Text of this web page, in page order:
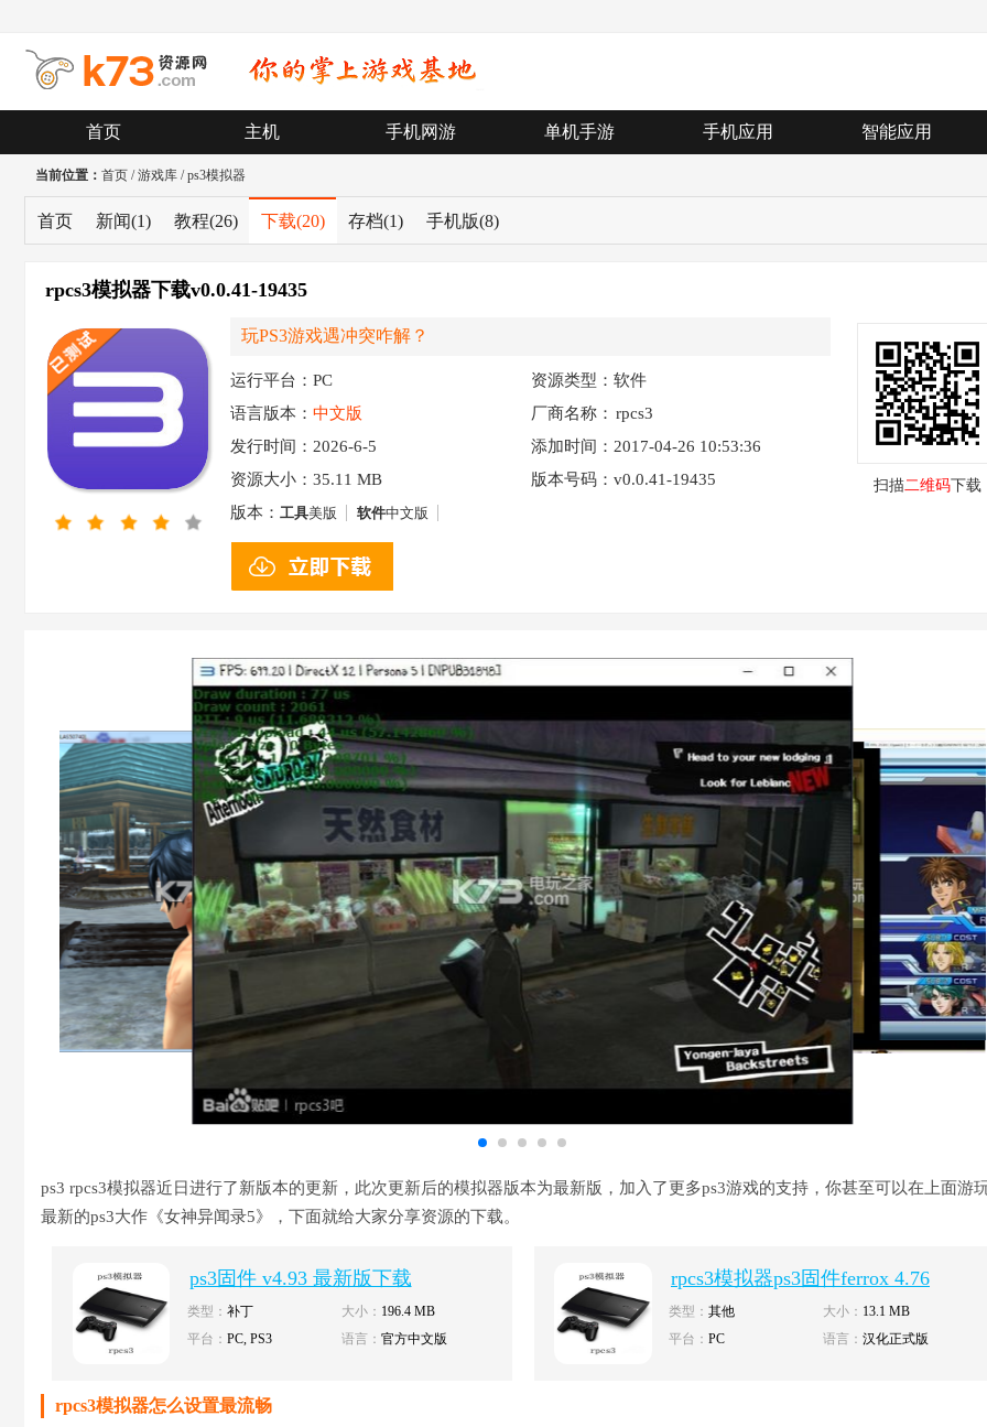
首页 主机 手机网游 单机手游 手机应用 智能应用
当前位置： 首页 /游戏库 /ps3模拟器
首页 新闻(1) 教程(26) 下载(20) 存档(1) 手机版(8)
rpcs3模拟器下载v0.0.41-19435
玩PS3游戏遇冲突咋解？
运行平台：PC
资源类型：软件
语言版本： 中文版 厂商名称： rpcs3
发行时间：2026-6-5
添加时间：2017-04-26 10:53:36
资源大小： 35.11 MB
版本号码：v0.0.41-19435
版本： 工具美版 软件中文版
扫描二维码下载
ps3 rpcs3模拟器近日进行了新版本的更新，此次更新后的模拟器版本为最新版，加入了更多ps3游戏的支持，你甚至可以在上面游
最新的ps3大作《女神异闻录5》，下面就给大家分享资源的下载。
ps3固件 v4.93 最新版下载
类型： 补丁 大小： 196.4 MB
平台： PC, PS3 语言： 官方中文版
rpcs3模拟器ps3固件ferrox 4.76
cfw（cex） v1.00 下载【解密文件
elf格式】
类型： 其他 大小： 13.1 MB
平台： PC 语言： 汉化正式版
rpcs3模拟器怎么设置最流畅